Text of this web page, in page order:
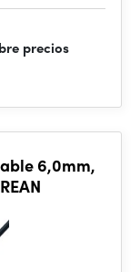
precios
6,0mm,